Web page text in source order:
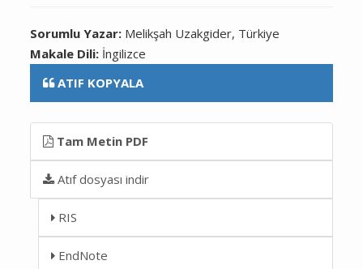
Sorumlu Yazar: Melikşah Uzakgider, Türkiye
Makale Dili: İngilizce
ATIF KOPYALA
Tam Metin PDF
Atıf dosyası indir
RIS
EndNote